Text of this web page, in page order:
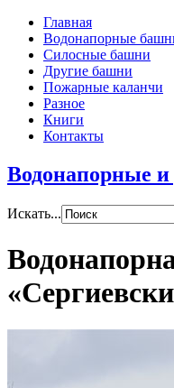
Главная
Водонапорные
Силосные башни
Другие башни
Пожарные каланчи
Разное
Книги
Контакты
Водонапорные
Искать...